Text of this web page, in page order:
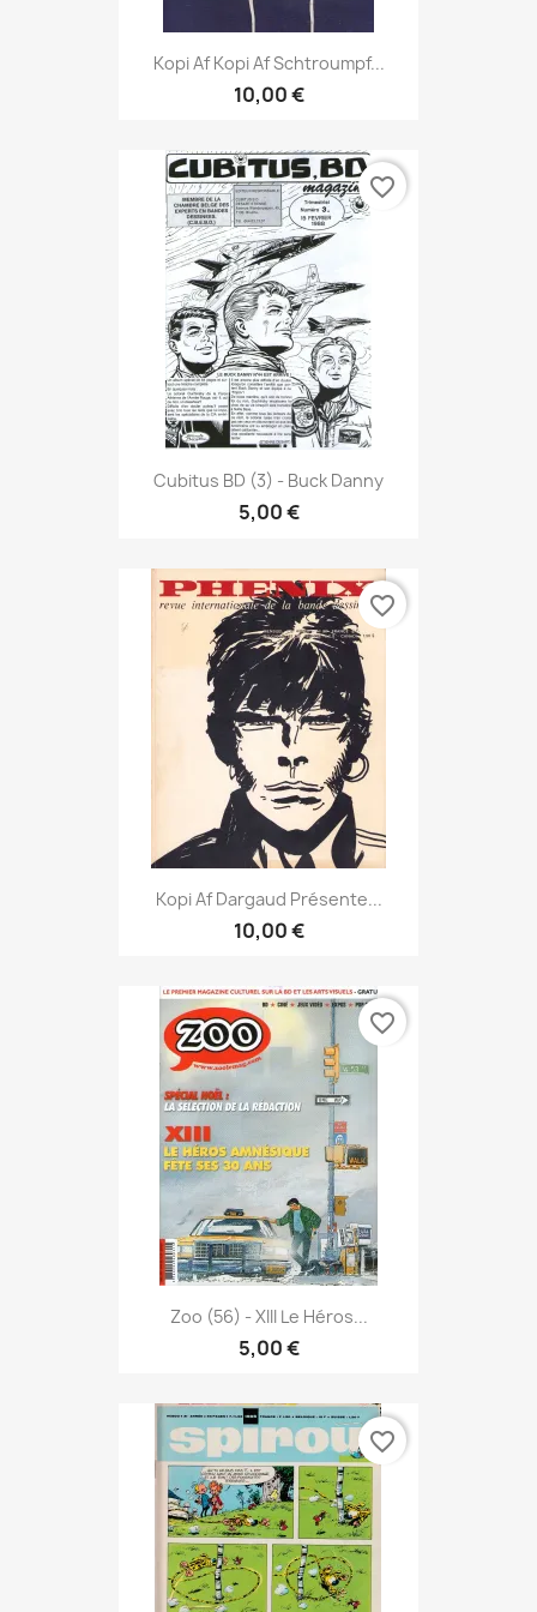
Kopi Af Kopi Af Schtroumpf...
10,00 €
Cubitus BD (3) - Buck Danny
5,00 €
favorite_border
Kopi Af Dargaud Présente...
10,00 €
favorite_border
Zoo (56) - XIII Le Héros...
5,00 €
favorite_border
favorite_border